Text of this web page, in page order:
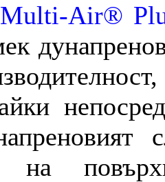
Multi-Air®
на